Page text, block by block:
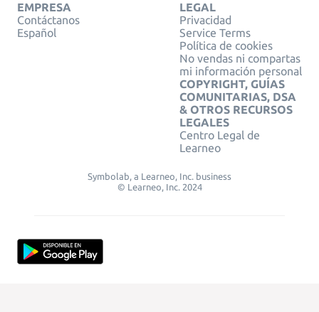
EMPRESA
Contáctanos
Español
LEGAL
Privacidad
Service Terms
Política de cookies
No vendas ni compartas
mi información personal
COPYRIGHT, GUÍAS
COMUNITARIAS, DSA
& OTROS RECURSOS
LEGALES
Centro Legal de
Learneo
Symbolab, a Learneo, Inc. business
© Learneo, Inc. 2024